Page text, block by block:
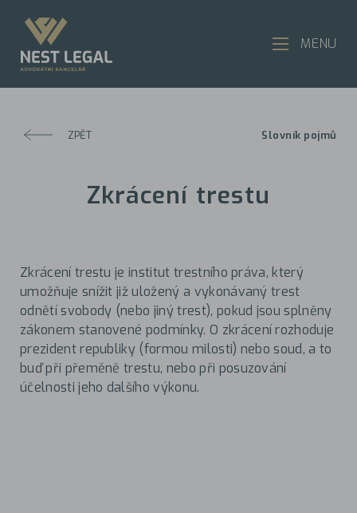
ZPĚT Slovník pojmů
Zkrácení trestu
Zkrácení trestu je institut trestního práva, který
umožňuje snížit již uložený a vykonávaný trest
odnětí svobody (nebo jiný trest), pokud jsou splněny
zákonem stanovené podmínky. O zkrácení rozhoduje
prezident republiky (formou milosti) nebo soud, a to
buď při přeměně trestu, nebo při posuzování
účelnosti jeho dalšího výkonu.
MENU